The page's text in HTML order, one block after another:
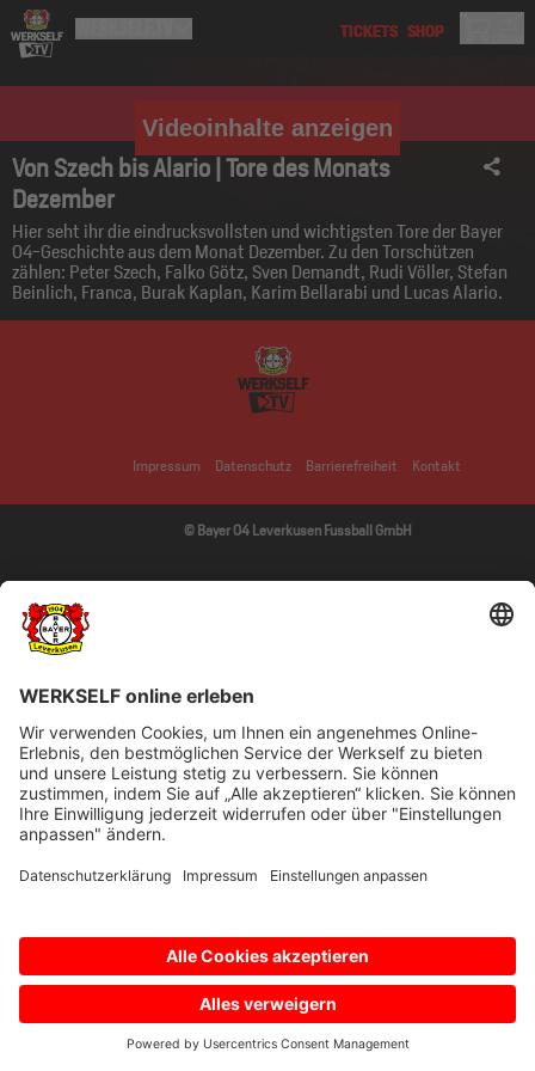
Videoinhalte anzeigen
Von Szech bis Alario | Tore des Monats
Dezember
Hier seht ihr die eindrucksvollsten und wichtigsten Tore der Bayer
04-Geschichte aus dem Monat Dezember. Zu den Torschützen
zählen: Peter Szech, Falko Götz, Sven Demandt, Rudi Völler, Stefan
Beinlich, Franca, Burak Kaplan, Karim Bellarabi und Lucas Alario.
Impressum Datenschutz Barrierefreiheit Kontakt
© Bayer 04 Leverkusen Fussball GmbH